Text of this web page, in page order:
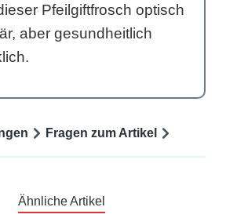
Pfeilgiftfrosch optisch
aber gesundheitlich
Fragen zum Artikel
Ähnliche Artikel